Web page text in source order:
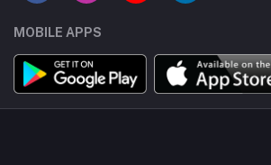
MOBILE APPS